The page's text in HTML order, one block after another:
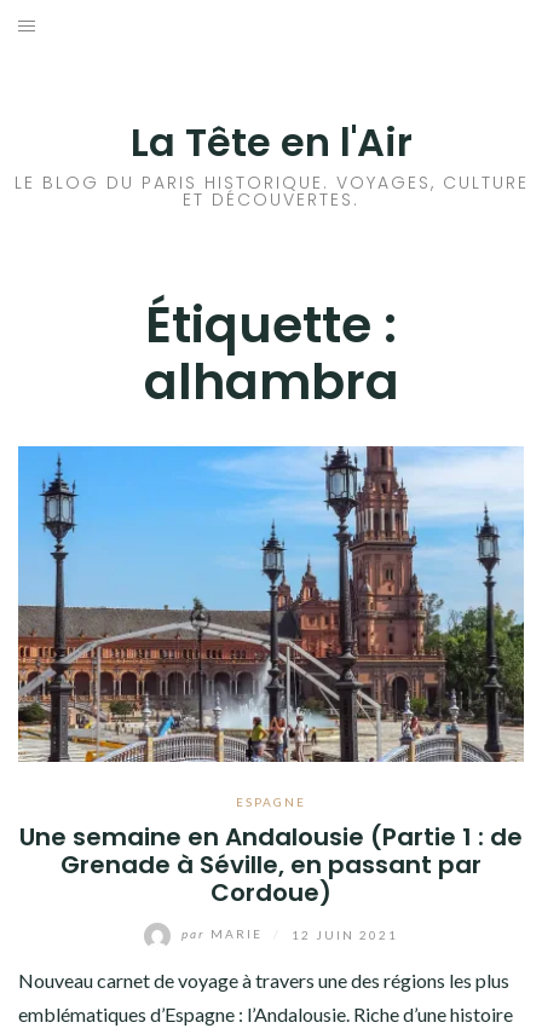
Aller
La Tête en l'Air
LE BLOG DU PARIS HISTORIQUE. VOYAGES, CULTURE
ET DÉCOUVERTES.
Étiquette :
alhambra
ESPAGNE
Une semaine en Andalousie (Partie 1 : de
Grenade à Séville, en passant par
Cordoue)
par MARIE 12 JUIN 2021
Nouveau carnet de voyage à travers une des régions les plus
emblématiques d’Espagne : l’Andalousie. Riche d’une histoire
HISTOIRES EN ILE DE FRANCE
VOYAGES À L’ÉTRANGER